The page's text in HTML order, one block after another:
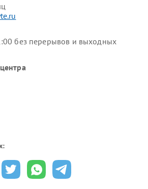
без перерывов и выходных